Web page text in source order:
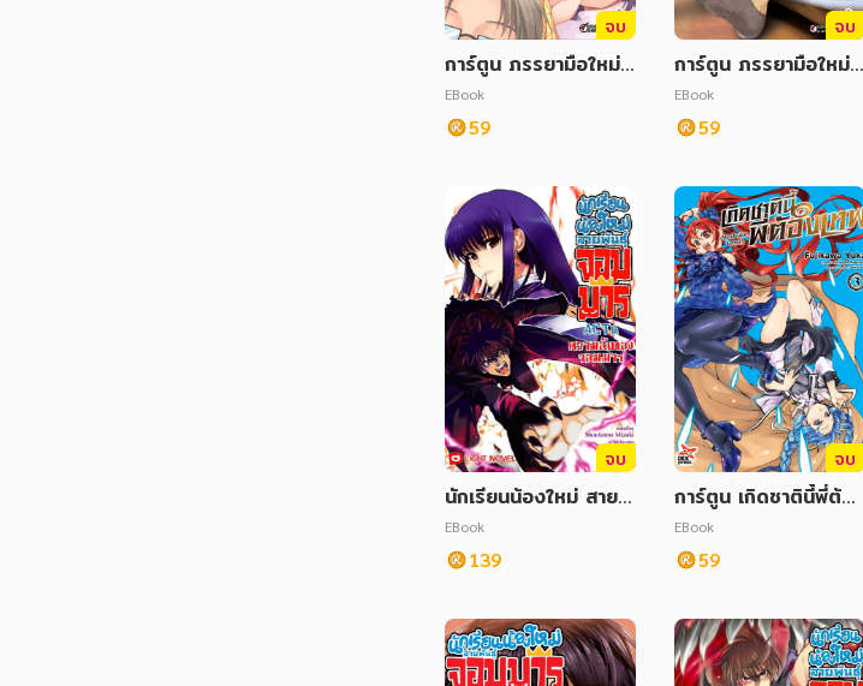
จบ
การ์ตูน ภรรยามือใหม่หั
วใจต๊ะติ๊งโหน่ง เล่ม 3
EBook
59
จบ
การ์ตูน ภรรยามือใหม่หั
วใจต๊ะติ๊งโหน่ง เล่ม 2
EBook
59
จบ
นักเรียนน้องใหม่ สายพั
EBook
139
จบ
การ์ตูน เกิดชาตินี้พี่ต้อ
งเทพ เล่ม 3
EBook
59